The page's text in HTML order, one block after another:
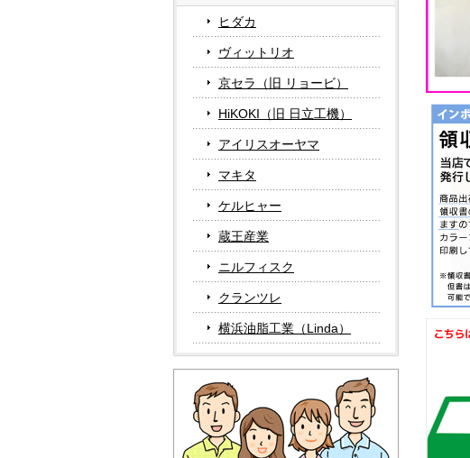
ヒダカ
ヴィットリオ
京セラ（旧 リョービ）
HiKOKI（旧 日立工機）
アイリスオーヤマ
マキタ
ケルヒャー
蔵王産業
ニルフィスク
クランツレ
横浜油脂工業（Linda）